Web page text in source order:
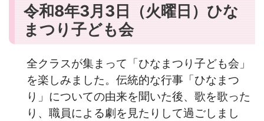
令和8年3月3日（火曜日）ひな
まつり子ども会
全クラスが集まって「ひなまつり子ども会」
を楽しみました。伝統的な行事「ひなまつ
り」についての由来を聞いた後、歌を歌った
り、職員による劇を見たりして過ごしまし